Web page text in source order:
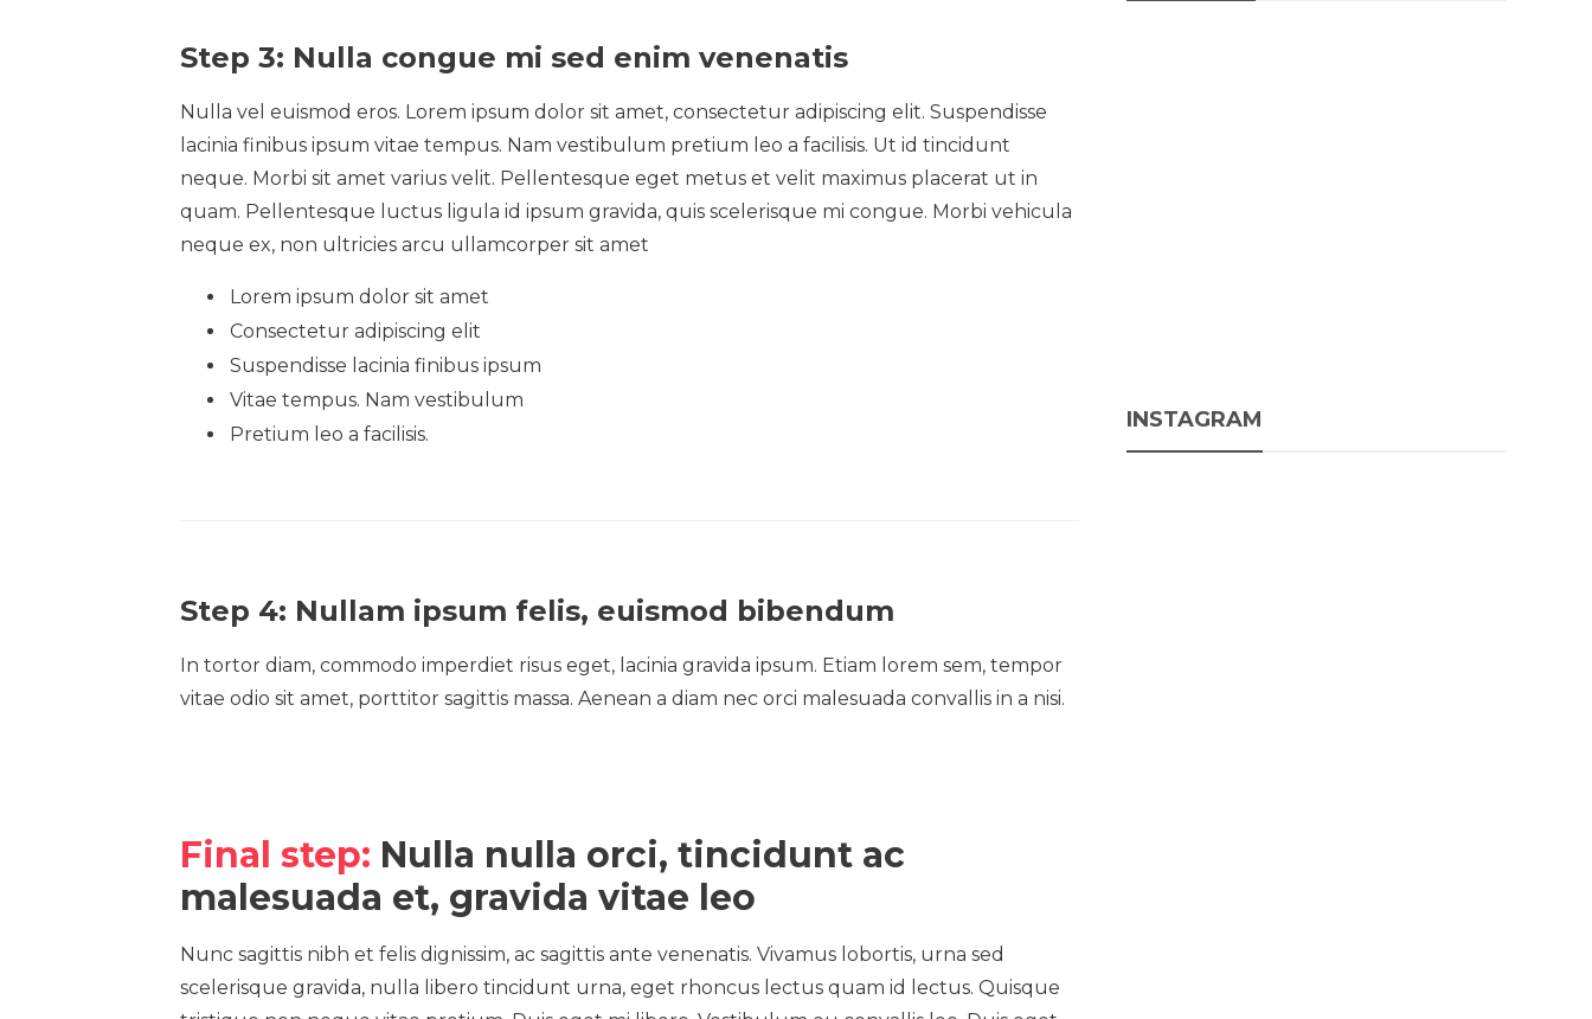
Step 3: Nulla congue mi sed enim venenatis
Nulla vel euismod eros. Lorem ipsum dolor sit amet, consectetur adipiscing elit. Suspendisse
lacinia finibus ipsum vitae tempus. Nam vestibulum pretium leo a facilisis. Ut id tincidunt
neque. Morbi sit amet varius velit. Pellentesque eget metus et velit maximus placerat ut in
quam. Pellentesque luctus ligula id ipsum gravida, quis scelerisque mi congue. Morbi vehicula
neque ex, non ultricies arcu ullamcorper sit amet
Lorem ipsum dolor sit amet
Consectetur adipiscing elit
Suspendisse lacinia finibus ipsum
Vitae tempus. Nam vestibulum
Pretium leo a facilisis.
Step 4: Nullam ipsum felis, euismod bibendum
In tortor diam, commodo imperdiet risus eget, lacinia gravida ipsum. Etiam lorem sem, tempor
vitae odio sit amet, porttitor sagittis massa. Aenean a diam nec orci malesuada convallis in a nisi.
Final step: Nulla nulla orci, tincidunt ac
malesuada et, gravida vitae leo
Nunc sagittis nibh et felis dignissim, ac sagittis ante venenatis. Vivamus lobortis, urna sed
scelerisque gravida, nulla libero tincidunt urna, eget rhoncus lectus quam id lectus. Quisque
INSTAGRAM